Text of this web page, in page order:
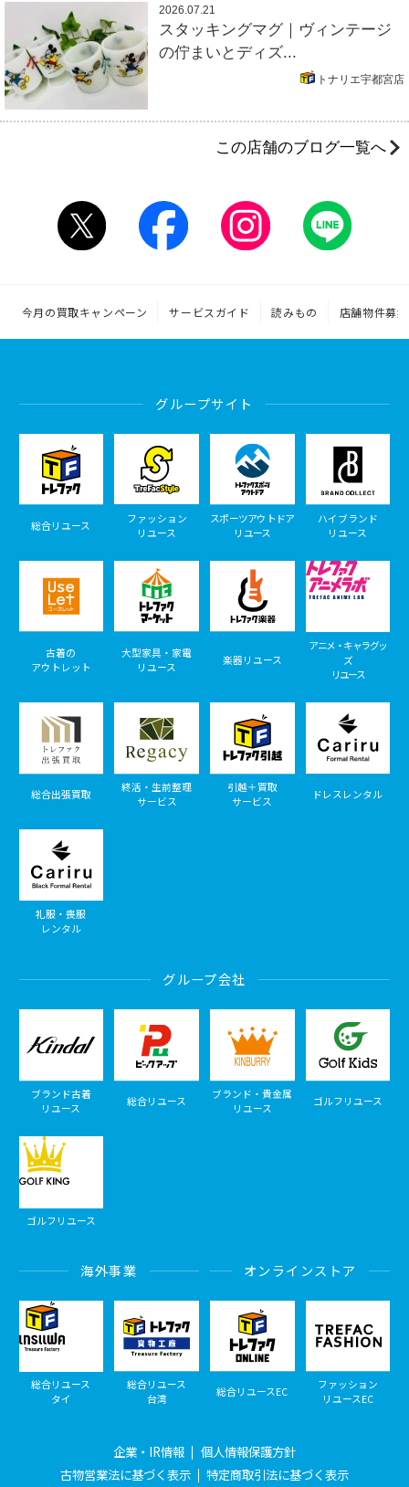
2026.07.21
スタッキングマグ｜ヴィンテージ
の佇まいとディズ...
トナリエ宇都宮店
この店舗のブログ一覧へ
今月の買取キャンペーン サービスガイド 読みもの 店舗物件募集
グループサイト
総合リユース
ファッション
リユース
スポーツアウトドア
リユース
ハイブランド
リユース
古着の
アウトレット
大型家具・家電
リユース
楽器リユース
アニメ・キャラグッ
ズ
リユース
総合出張買取
終活・生前整理
サービス
引越＋買取
サービス
ドレスレンタル
礼服・喪服
レンタル
グループ会社
ブランド古着
リユース
総合リユース
ブランド・貴金属
リユース
ゴルフリユース
ゴルフリユース
海外事業
総合リユース
タイ
総合リユース
台湾
オンラインストア
総合リユースEC
ファッション
リユースEC
企業・IR情報
個人情報保護方針
古物営業法に基づく表示
特定商取引法に基づく表示